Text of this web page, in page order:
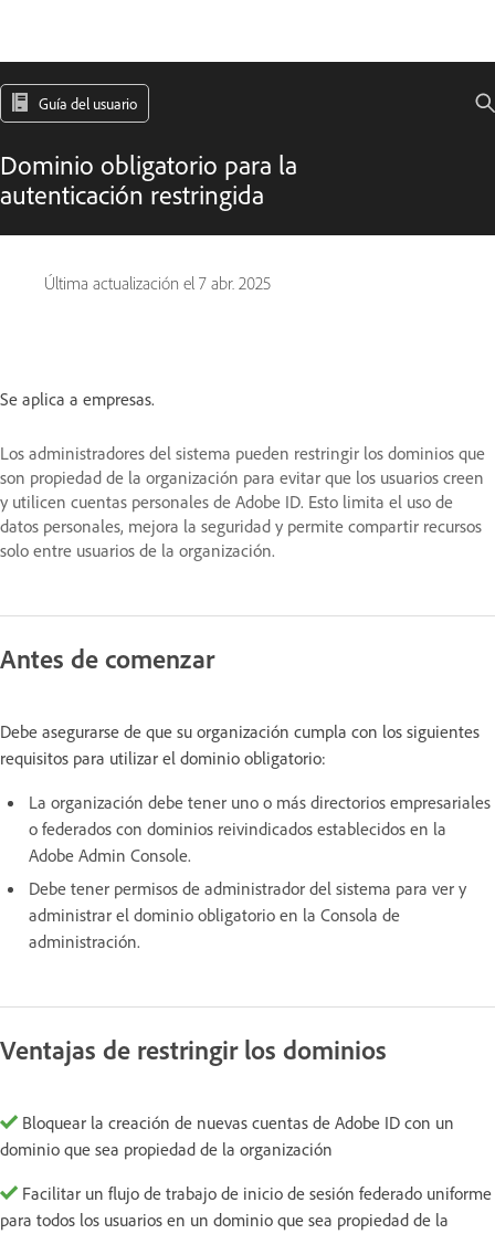
Guía del usuario
Dominio obligatorio para la
autenticación restringida
Última actualización el 7 abr. 2025
Se aplica a empresas.
Los administradores del sistema pueden restringir los dominios que
son propiedad de la organización para evitar que los usuarios creen
y utilicen cuentas personales de Adobe ID. Esto limita el uso de
datos personales, mejora la seguridad y permite compartir recursos
solo entre usuarios de la organización.
Antes de comenzar
Debe asegurarse de que su organización cumpla con los siguientes
requisitos para utilizar el dominio obligatorio:
La organización debe tener uno o más directorios empresariales
o federados con dominios reivindicados establecidos en la
Adobe Admin Console.
Debe tener permisos de administrador del sistema para ver y
administrar el dominio obligatorio en la Consola de
administración.
Ventajas de restringir los dominios
Bloquear la creación de nuevas cuentas de Adobe ID con un
dominio que sea propiedad de la organización
Facilitar un flujo de trabajo de inicio de sesión federado uniforme
para todos los usuarios en un dominio que sea propiedad de la